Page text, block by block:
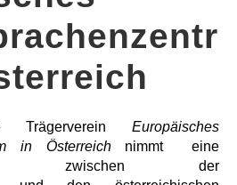
Trägerverein Europäisches
in Österreichnimmt eine
zwischen der